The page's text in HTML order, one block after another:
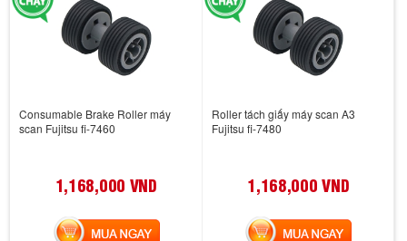
Consumable Brake Roller máy
scan Fujitsu fi-7460
1,168,000 VND
MUA NGAY
Roller tách giấy máy scan A3
Fujitsu fi-7480
1,168,000 VND
MUA NGAY